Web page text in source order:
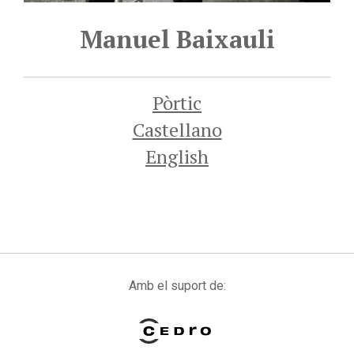
Manuel Baixauli
Pòrtic
Castellano
English
Amb el suport de: